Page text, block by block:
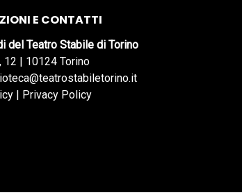
E CONTATTI
del Teatro Stabile di Torino
12 | 10124 Torino
| Privacy Policy